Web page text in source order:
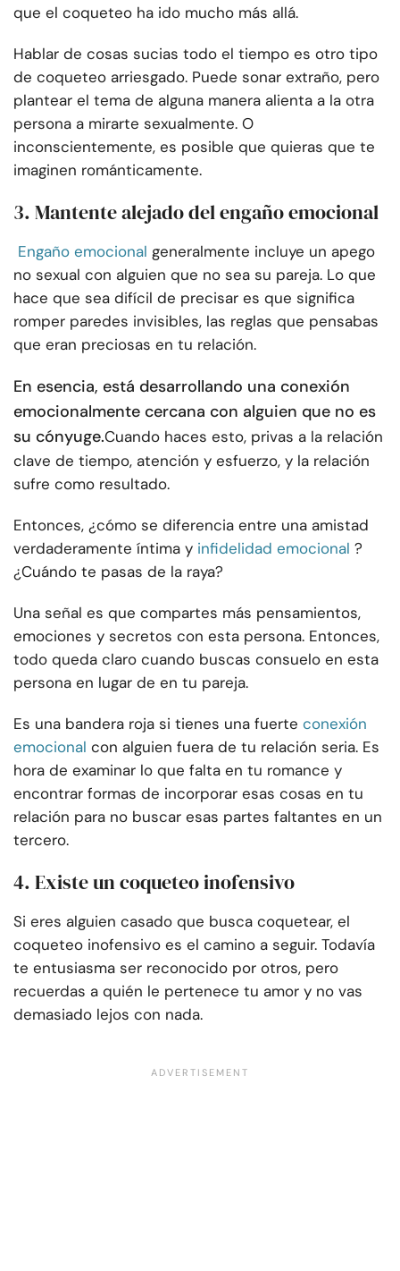
que el coqueteo ha ido mucho más allá.
Hablar de cosas sucias todo el tiempo es otro tipo
de coqueteo arriesgado. Puede sonar extraño, pero
plantear el tema de alguna manera alienta a la otra
persona a mirarte sexualmente. O
inconscientemente, es posible que quieras que te
imaginen románticamente.
3. Mantente alejado del engaño emocional
Engaño emocional generalmente incluye un apego
no sexual con alguien que no sea su pareja. Lo que
hace que sea difícil de precisar es que significa
romper paredes invisibles, las reglas que pensabas
que eran preciosas en tu relación.
En esencia, está desarrollando una conexión
emocionalmente cercana con alguien que no es
su cónyuge.Cuando haces esto, privas a la relación
clave de tiempo, atención y esfuerzo, y la relación
sufre como resultado.
Entonces, ¿cómo se diferencia entre una amistad
verdaderamente íntima y infidelidad emocional ?
¿Cuándo te pasas de la raya?
Una señal es que compartes más pensamientos,
emociones y secretos con esta persona. Entonces,
todo queda claro cuando buscas consuelo en esta
persona en lugar de en tu pareja.
Es una bandera roja si tienes una fuerte conexión
emocional con alguien fuera de tu relación seria. Es
hora de examinar lo que falta en tu romance y
encontrar formas de incorporar esas cosas en tu
relación para no buscar esas partes faltantes en un
tercero.
4. Existe un coqueteo inofensivo
Si eres alguien casado que busca coquetear, el
coqueteo inofensivo es el camino a seguir. Todavía
te entusiasma ser reconocido por otros, pero
recuerdas a quién le pertenece tu amor y no vas
demasiado lejos con nada.